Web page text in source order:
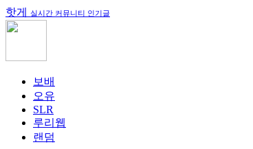
핫게 실시간 커뮤니티 인기글
보배
오유
SLR
루리웹
랜덤